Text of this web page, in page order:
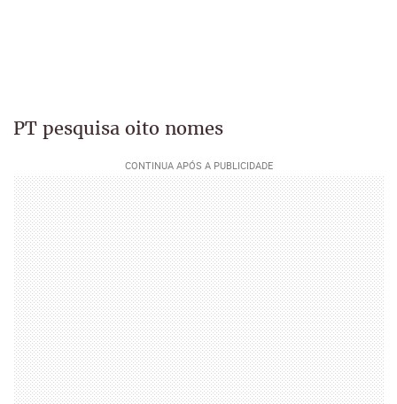
PT pesquisa oito nomes